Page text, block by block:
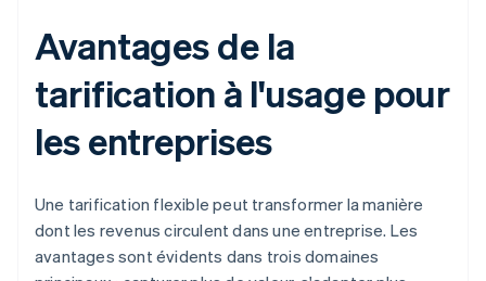
Avantages de la
tarification à l'usage pour
les entreprises
Une tarification flexible peut transformer la manière
dont les revenus circulent dans une entreprise. Les
avantages sont évidents dans trois domaines